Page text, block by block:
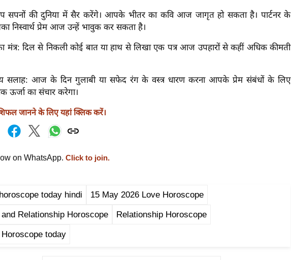
की दुनिया में सैर करेंगे। आपके भीतर का कवि आज जागृत हो सकता है। पार्टनर के
निस्वार्थ प्रेम आज उन्हें भावुक कर सकता है।
मंत्र: दिल से निकली कोई बात या हाथ से लिखा एक पत्र आज उपहारों से कहीं अधिक कीमती
सलाह: आज के दिन गुलाबी या सफेद रंग के वस्त्र धारण करना आपके प्रेम संबंधों के लिए
ऊर्जा का संचार करेगा।
जानने के लिए यहां क्लिक करें।
on WhatsApp. Click to join.
today hindi 15 May 2026 Love Horoscope
Relationship Horoscope Relationship Horoscope
Horoscope today